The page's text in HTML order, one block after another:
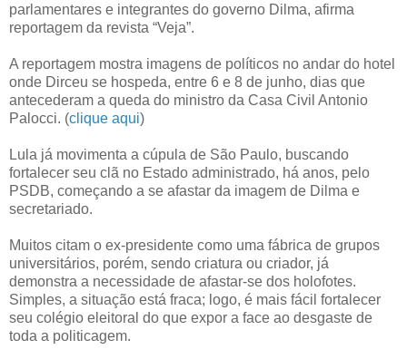
parlamentares e integrantes do governo Dilma, afirma
reportagem da revista “Veja”.
A reportagem mostra imagens de políticos no andar do hotel
onde Dirceu se hospeda, entre 6 e 8 de junho, dias que
antecederam a queda do ministro da Casa Civil Antonio
Palocci. (clique aqui)
Lula já movimenta a cúpula de São Paulo, buscando
fortalecer seu clã no Estado administrado, há anos, pelo
PSDB, começando a se afastar da imagem de Dilma e
secretariado.
Muitos citam o ex-presidente como uma fábrica de grupos
universitários, porém, sendo criatura ou criador, já
demonstra a necessidade de afastar-se dos holofotes.
Simples, a situação está fraca; logo, é mais fácil fortalecer
seu colégio eleitoral do que expor a face ao desgaste de
toda a politicagem.